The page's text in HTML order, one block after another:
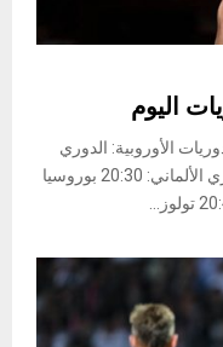
اليوم
الأوروبية: ​الدوري
الإيطالي​: 20:45 كالياري 21:45 جنوى ​الدوري الألماني​: 20:30 ​​​​​​​بوروسيا